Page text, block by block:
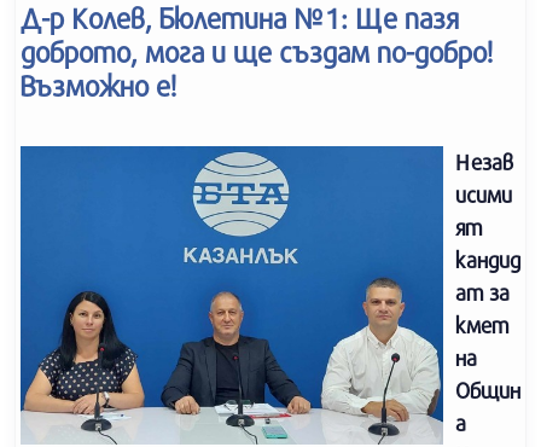
Д-р Колев, Бюлетина №1: Ще пазя
доброто, мога и ще създам по-добро!
Възможно е!
Незав
исими
ят
кандид
ат за
кмет
на
Общин
а